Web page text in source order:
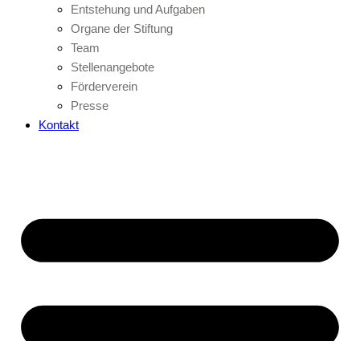
Entstehung und Aufgaben
Organe der Stiftung
Team
Stellenangebote
Förderverein
Presse
Kontakt